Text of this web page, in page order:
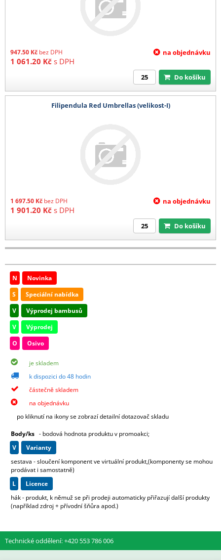
947.50 Kč bez DPH
1 061.20 Kč s DPH
na objednávku
Do košíku
Filipendula Red Umbrellas (velikost-I)
1 697.50 Kč bez DPH
1 901.20 Kč s DPH
na objednávku
Do košíku
N
Novinka
S
Speciální nabídka
V
Výprodej bambusů
V
Výprodej
O
Osivo
je skladem
k dispozici do 48 hodin
částečně skladem
na objednávku
po kliknutí na ikony se zobrazí detailní dotazovač skladu
Body/ks - bodová hodnota produktu v promoakci;
v
varianty
sestava - sloučení komponent ve virtuální produkt,(komponenty se mohou
prodávat i samostatně)
L
licence
hák - produkt, k němuž se při prodeji automaticky přiřazují další produkty
(například zdroj + přívodní šňůra apod.)
Technické oddělení: +420 553 786 006